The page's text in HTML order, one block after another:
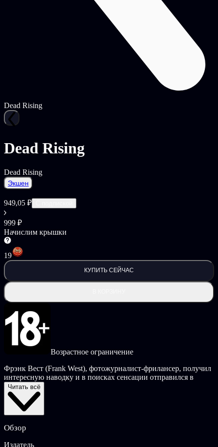
Dead Rising
Dead Rising
Dead Rising
Экшен
949,05 ₽
999 ₽
Начислим крышки
19
КУПИТЬ СЕЙЧАС
Возрастное ограничение
Фрэнк Вест (Frank West), фотожурналист-фрилансер, получил
интересную наводку и в поисках сенсации отправился в
маленький городок. Но оказалось, что городок кишит зомби!
Фрэнк укрылся в местном ТЦ, решив, что там будет
безопасно, но он жестоко ошибся. Выжить в бесконечном
потоке зомби нелегко, но в распоряжении Фрэнка целый
использовать что угодно, по ходу дела раскрывая тайну
Читать всё
Обзор
Издатель